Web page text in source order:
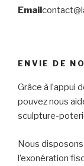
Email
ENVIE DE
Grâce à l’appui
pouvez nous
sculpture-
Nous
l’exonération